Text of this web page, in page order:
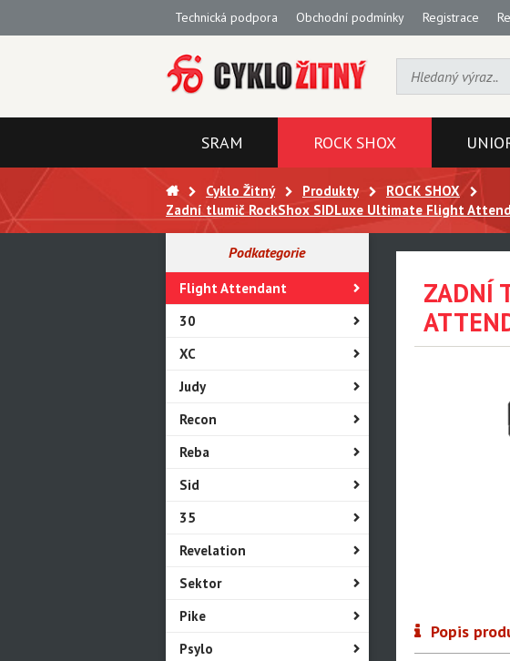
Technická podpora Obchodní podmínky Registrace
SRAM ROCK SHOX
Cyklo Žitný Produkty
ROCK SHOX
Zadní tlumič RockShox SIDLuxe Ultimate Flight
Podkategorie
Flight Attendant
30
XC
Judy
Recon
Reba
Sid
35
Revelation
Sektor
Pike
Psylo
ZADNÍ
Popis